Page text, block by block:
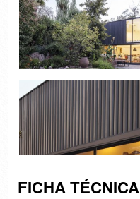
FICHA TÉCNICA